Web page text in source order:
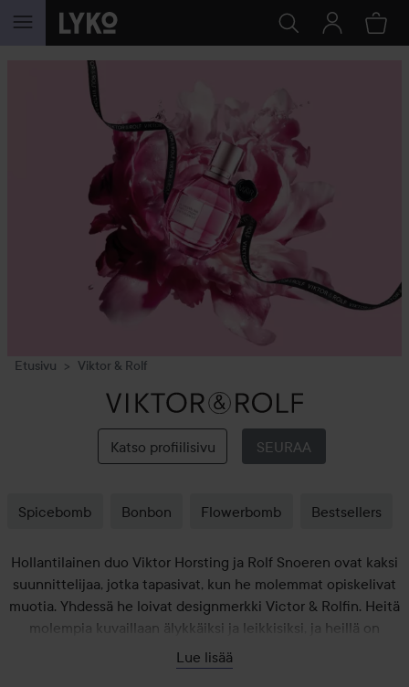
SIIRTYÄ JHK SISÄLTÖÖN
Etusivu Viktor & Rolf
Viktor
&
Rolf
Katso profiilisivu SEURAA
Spicebomb Bonbon Flowerbomb Bestsellers
Hollantilainen duo Viktor Horsting ja Rolf Snoeren ovat kaksi
suunnittelijaa, jotka tapasivat, kun he molemmat opiskelivat
muotia. Yhdessä he loivat designmerkki Victor & Rolfin. Heitä
molempia kuvaillaan älykkäiksi ja leikkisiksi, ja heillä on
uniikki lähestyminen designiin. Ensimmäinen tuoksu
lanseerattiin 10 vuotta yrityksen perustamisen jälkeen, ja sen
Lue lisää